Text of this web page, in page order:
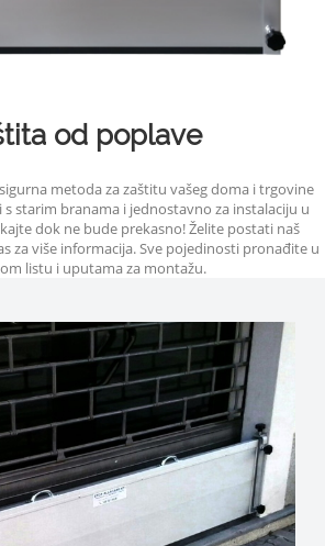
od poplave
metoda za zaštitu vašeg doma i trgovine
starim branama i jednostavno za instalaciju u
dok ne bude prekasno! Želite postati naš
za više informacija. Sve pojedinosti pronađite u
listu i uputama za montažu.